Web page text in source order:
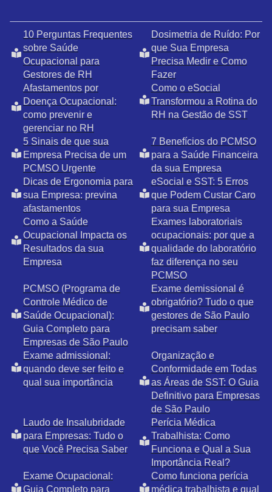
10 Perguntas Frequentes
sobre Saúde
Ocupacional para
Gestores de RH
Dosimetria de Ruído: Por
que Sua Empresa
Precisa Medir e Como
Fazer
Afastamentos por
Doença Ocupacional:
como prevenir e
gerenciar no RH
Como o eSocial
Transformou a Rotina do
RH na Gestão de SST
5 Sinais de que sua
Empresa Precisa de um
PCMSO Urgente
7 Benefícios do PCMSO
para a Saúde Financeira
da sua Empresa
Dicas de Ergonomia para
sua Empresa: previna
afastamentos
eSocial e SST: 5 Erros
que Podem Custar Caro
para sua Empresa
Como a Saúde
Ocupacional Impacta os
Resultados da sua
Empresa
Exames laboratoriais
ocupacionais: por que a
qualidade do laboratório
faz diferença no seu
PCMSO
PCMSO (Programa de
Controle Médico de
Saúde Ocupacional):
Guia Completo para
Empresas de São Paulo
Exame demissional é
obrigatório? Tudo o que
gestores de São Paulo
precisam saber
Exame admissional:
quando deve ser feito e
qual sua importância
Organização e
Conformidade em Todas
as Áreas de SST: O Guia
Definitivo para Empresas
de São Paulo
Laudo de Insalubridade
para Empresas: Tudo o
que Você Precisa Saber
Perícia Médica
Trabalhista: Como
Funciona e Qual a Sua
Importância Real?
Exame Ocupacional:
Guia Completo para
Como funciona perícia
médica trabalhista e qual